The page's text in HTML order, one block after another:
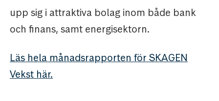
upp sig i attraktiva bolag inom både bank
och finans, samt energisektorn.
Läs hela månadsrapporten för SKAGEN
Vekst här.